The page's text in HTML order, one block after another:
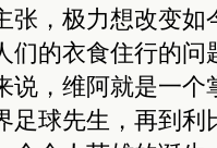
张，极力想改变
们的衣食住行的问
，维阿就是一个
足球先生，再到利